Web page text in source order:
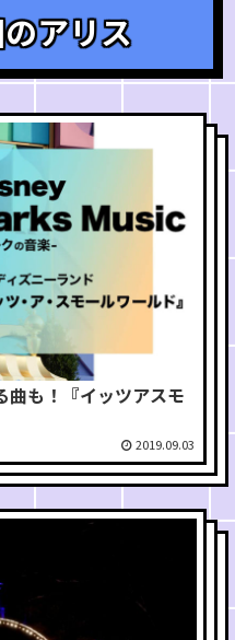
アリス
曲も！『イッツアスモ
2019.09.03